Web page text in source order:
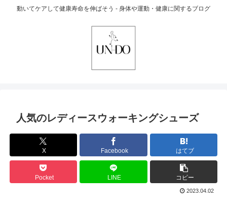
動いてケアして健康寿命を伸ばそう - 身体や運動・健康に関するブログ
人気のレディースウォーキングシューズ
X Facebook はてブ
Pocket LINE コピー
2023.04.02